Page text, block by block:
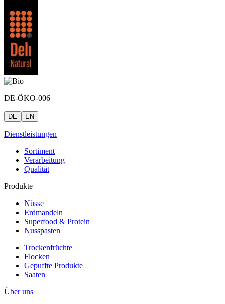
DE-ÖKO-006
DE EN
Dienstleistungen
Sortiment
Verarbeitung
Qualität
Produkte
Nüsse
Erdmandeln
Superfood & Protein
Nusspasten
Trockenfrüchte
Flocken
Gepuffte Produkte
Saaten
Über uns